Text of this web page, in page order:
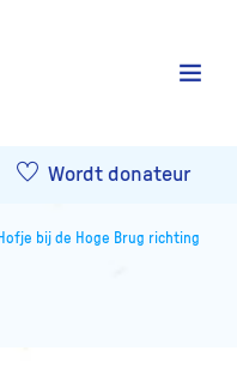
Wordt donateur
bij de Hoge Brug richting